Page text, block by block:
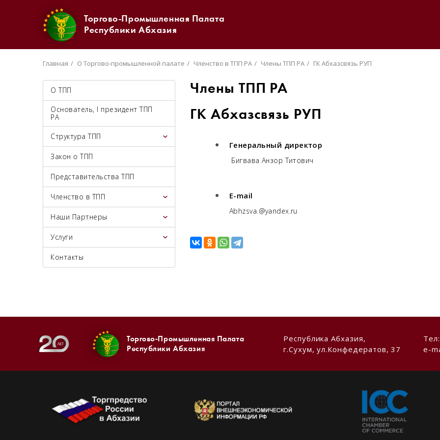
Торгово-Промышленная Палата
Республики Абхазия
Главная О Торгово-промышленной палате Членство в ТПП РА Члены ТПП РА ГК Абхазсвязь РУП
О ТПП
Основатель, I президент ТПП
РА
Структура ТПП
Закон о ТПП
Представительства ТПП
Членство в ТПП
Наши Партнеры
Услуги
Контакты
Члены ТПП РА
ГК Абхазсвязь РУП
Генеральный директор
Бигвава Анзор Титович
E-mail
Abhzsva.@yandex.ru
Торгово-Промышленная Палата
Республики Абхазия
Республика Абхазия,
г.Сухум, ул.Конфедератов, 37
e-